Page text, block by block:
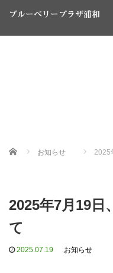
ブルーベリープラザ浦和
Home お知らせ 2025
2025年7月19日
て
2025.07.19 お知らせ